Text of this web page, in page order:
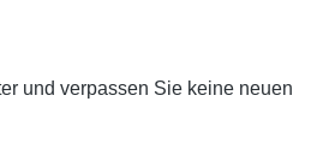
und verpassen Sie keine neuen